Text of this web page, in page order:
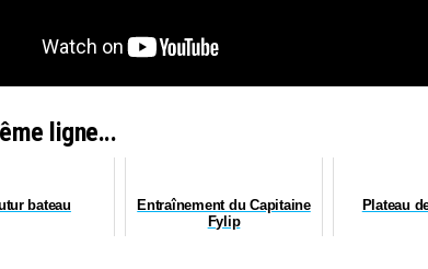
ligne...
bateau
Entraînement du Capitaine
Fylip
Plateau